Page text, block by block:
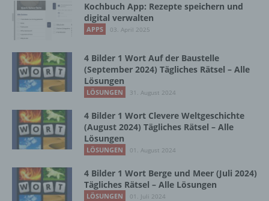
Kochbuch App: Rezepte speichern und
digital verwalten
APPS 03. April 2025
4 Bilder 1 Wort Auf der Baustelle
(September 2024) Tägliches Rätsel – Alle
Lösungen
LÖSUNGEN 31. August 2024
4 Bilder 1 Wort Clevere Weltgeschichte
(August 2024) Tägliches Rätsel – Alle
Lösungen
LÖSUNGEN 01. August 2024
4 Bilder 1 Wort Berge und Meer (Juli 2024)
Tägliches Rätsel – Alle Lösungen
LÖSUNGEN 01. Juli 2024
Verarbeitung ist jeder mit oder ohne Hilfe
automatisierter Verfahren ausgeführte
Vorgang oder jede solche Vorgangsreihe im
Daten wie das Erheben, das Erfassen, die
Organisation, das Ordnen, die Speicherung,
die Anpassung oder Veränderung, das
Auslesen, das Abfragen, die Verwendung,
Verbreitung oder eine andere Form der
Bereitstellung, den Abgleich oder die
Verknüpfung, die Einschränkung, das
Löschen oder die Vernichtung.
d) Einschränkung der Verarbeitung